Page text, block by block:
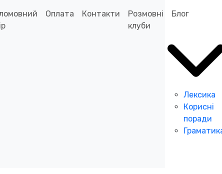
Оплата Контакти
Розмовні
клуби
Блог
Лексика
Корисні
поради